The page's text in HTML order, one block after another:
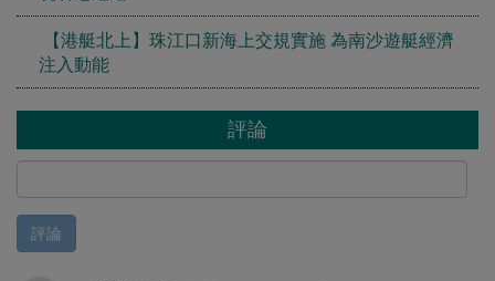
【港艇北上】珠江口新海上交規實施 為南沙遊艇經濟
注入動能
評論
評論